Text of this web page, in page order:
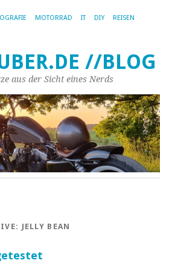
MOTORRAD IT DIY REISEN
//BLOG
aus der Sicht eines Nerds
JELLY BEAN